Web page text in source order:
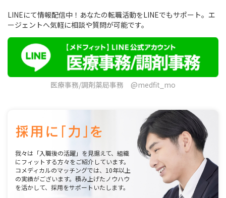
LINEにて情報配信中！あなたの転職活動をLINEでもサポート。エ
ージェントへ気軽に相談や質問が可能です。
医療事務/調剤薬局事務 @medfit_mo
我々は「入職後の活躍」を見据えて、組織
にフィットする方々をご紹介しています。
コメディカルのマッチングでは、10年以上
の実績がございます。積み上げたノウハウ
を活かして、採用をサポートいたします。